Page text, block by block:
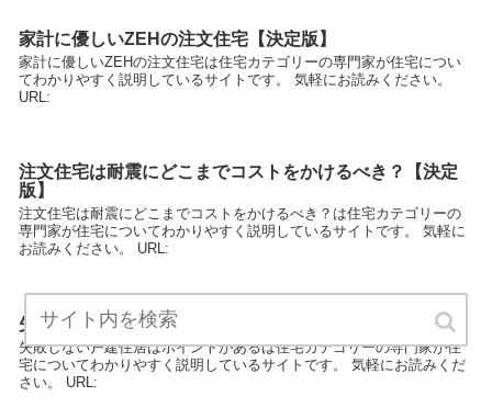
家計に優しいZEHの注文住宅【決定版】
家計に優しいZEHの注文住宅は住宅カテゴリーの専門家が住宅につい
てわかりやすく説明しているサイトです。 気軽にお読みください。
URL:
注文住宅は耐震にどこまでコストをかけるべき？【決定
版】
注文住宅は耐震にどこまでコストをかけるべき？は住宅カテゴリーの
専門家が住宅についてわかりやすく説明しているサイトです。 気軽に
お読みください。 URL:
失敗しない戸建住居はポイントがある【決定版】
失敗しない戸建住居はポイントがあるは住宅カテゴリーの専門家が住
宅についてわかりやすく説明しているサイトです。 気軽にお読みくだ
さい。 URL: